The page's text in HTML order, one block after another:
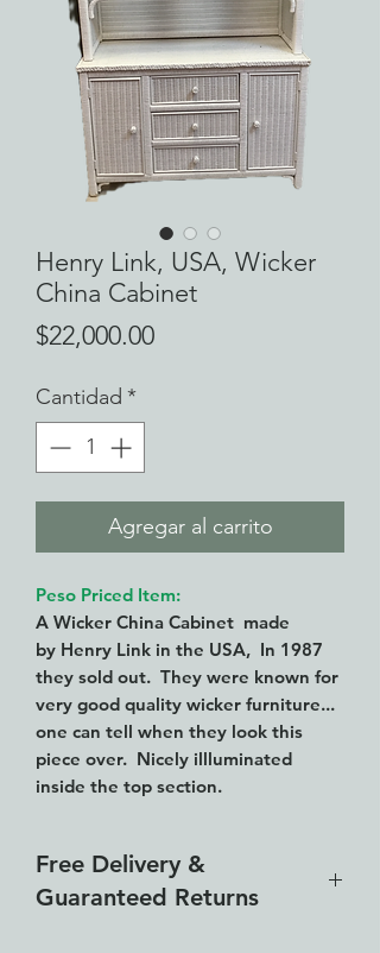
Henry Link, USA, Wicker
China Cabinet
$22,000.00Precio
Cantidad *
Agregar al carrito
Peso Priced Item:
A Wicker China Cabinet made
by Henry Link in the USA, In 1987
they sold out. They were known for
very good quality wicker furniture...
one can tell when they look this
piece over. Nicely illluminated
inside the top section.
Very good condition.
Free Delivery &
Guaranteed Returns